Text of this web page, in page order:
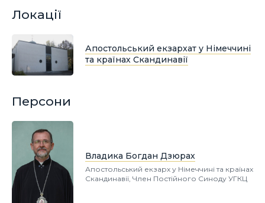
Локації
Апостольський екзархат у Німеччині
та країнах Скандинавії
Персони
Владика Богдан Дзюрах
Апостольський екзарх у Німеччині та країнах
Скандинавії, Член Постійного Синоду УГКЦ